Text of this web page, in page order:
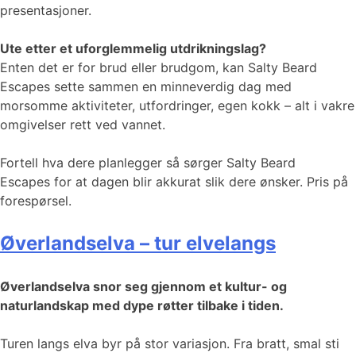
presentasjoner.
Ute etter et uforglemmelig utdrikningslag?
Enten det er for brud eller brudgom, kan Salty Beard
Escapes sette sammen en minneverdig dag med
morsomme aktiviteter, utfordringer, egen kokk – alt i vakre
omgivelser rett ved vannet.
Fortell hva dere planlegger så sørger Salty Beard
Escapes for at dagen blir akkurat slik dere ønsker. Pris på
forespørsel.
Øverlandselva – tur elvelangs
Øverlandselva snor seg gjennom et kultur- og
naturlandskap med dype røtter tilbake i tiden.
Turen langs elva byr på stor variasjon. Fra bratt, smal sti